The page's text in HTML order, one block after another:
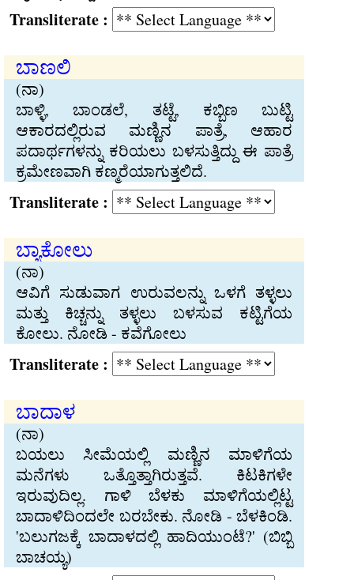
:
ಬಾಣಲಿ
(ನಾ)
ಬಾಳ್ಳಿ, ಬಾಂಡಲೆ, ತಟ್ಟೆ, ಕಬ್ಬಿಣ ಬುಟ್ಟಿ
ಆಕಾರದಲ್ಲಿರುವ ಮಣ್ಣಿನ ಪಾತ್ರೆ, ಆಹಾರ
ಪದಾರ್ಥಗಳನ್ನು ಕರಿಯಲು ಬಳಸುತ್ತಿದ್ದು ಈ ಪಾತ್ರೆ
ಕ್ರಮೇಣವಾಗಿ ಕಣ್ಮರೆಯಾಗುತ್ತಲಿದೆ.
:
ಬ್ಯಾಕೋಲು
(ನಾ)
ಆವಿಗೆ ಸುಡುವಾಗ ಉರುವಲನ್ನು ಒಳಗೆ ತಳ್ಳಲು
ಮತ್ತು ಕಿಚ್ಚನ್ನು ತಳ್ಳಲು ಬಳಸುವ ಕಟ್ಟಿಗೆಯ
ಕೋಲು. ನೋಡಿ - ಕವೆಗೋಲು
:
ಬಾದಾಳ
(ನಾ)
ಬಯಲು ಸೀಮೆಯಲ್ಲಿ ಮಣ್ಣಿನ ಮಾಳಿಗೆಯ
ಮನೆಗಳು ಒತ್ತೊತ್ತಾಗಿರುತ್ತವೆ. ಕಿಟಕಿಗಳೇ
ಇರುವುದಿಲ್ಲ. ಗಾಳಿ ಬೆಳಕು ಮಾಳಿಗೆಯಲ್ಲಿಟ್ಟ
ಬಾದಾಳಿದಿಂದಲೇ ಬರಬೇಕು. ನೋಡಿ - ಬೆಳಕಿಂಡಿ.
'ಬಲುಗಜಕ್ಕೆ ಬಾದಾಳದಲ್ಲಿ ಹಾದಿಯುಂಟೆ?' (ಬಿಬ್ಬಿ
ಬಾಚಯ್ಯ)